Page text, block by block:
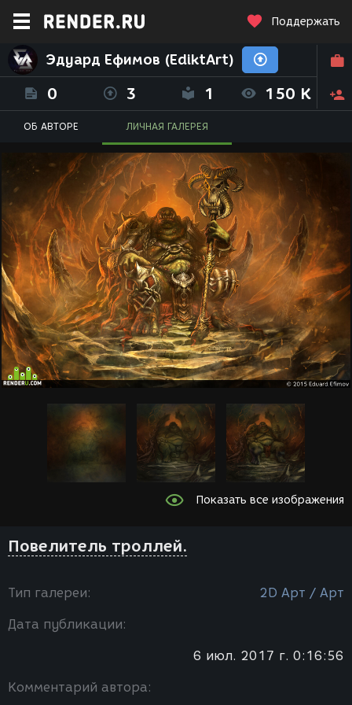
Поддержать
Эдуард Ефимов (EdiktArt)
0 3 1 150 K
ОБ АВТОРЕ ЛИЧНАЯ ГАЛЕРЕЯ
Показать все изображения
Повелитель троллей.
Тип галереи: 2D Арт / Арт
Дата публикации:
6 июл. 2017 г. 0:16:56
Комментарий автора: